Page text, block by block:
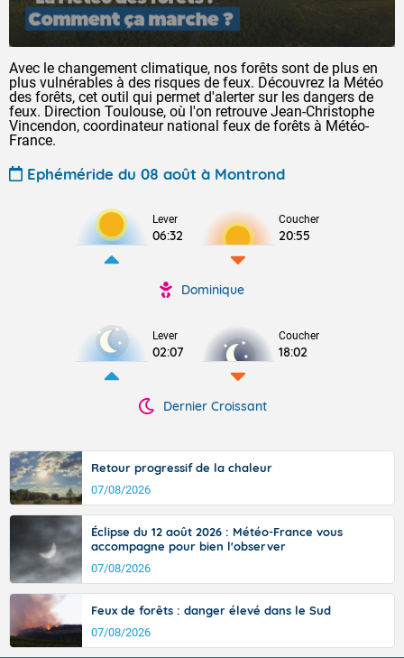
Avec le changement climatique, nos forêts sont de plus en
plus vulnérables à des risques de feux. Découvrez la Météo
des forêts, cet outil qui permet d'alerter sur les dangers de
feux. Direction Toulouse, où l'on retrouve Jean-Christophe
Vincendon, coordinateur national feux de forêts à Météo-
France.
Ephéméride du 08 août à Montrond
Lever
06:32
Coucher
20:55
Dominique
Lever
02:07
Coucher
18:02
Dernier Croissant
Retour progressif de la chaleur
07/08/2026
Éclipse du 12 août 2026 : Météo-France vous
accompagne pour bien l'observer
07/08/2026
Feux de forêts : danger élevé dans le Sud
07/08/2026